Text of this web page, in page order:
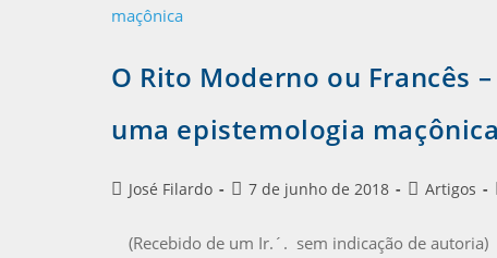
O Rito Moderno ou Francês
uma epistemologia maçônica
José Filardo 7 de junho de 2018 Artigos
(Recebido de um Ir.´. sem indicação de